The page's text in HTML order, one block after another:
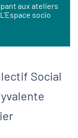
aux ateliers
L'Espace socio
Social